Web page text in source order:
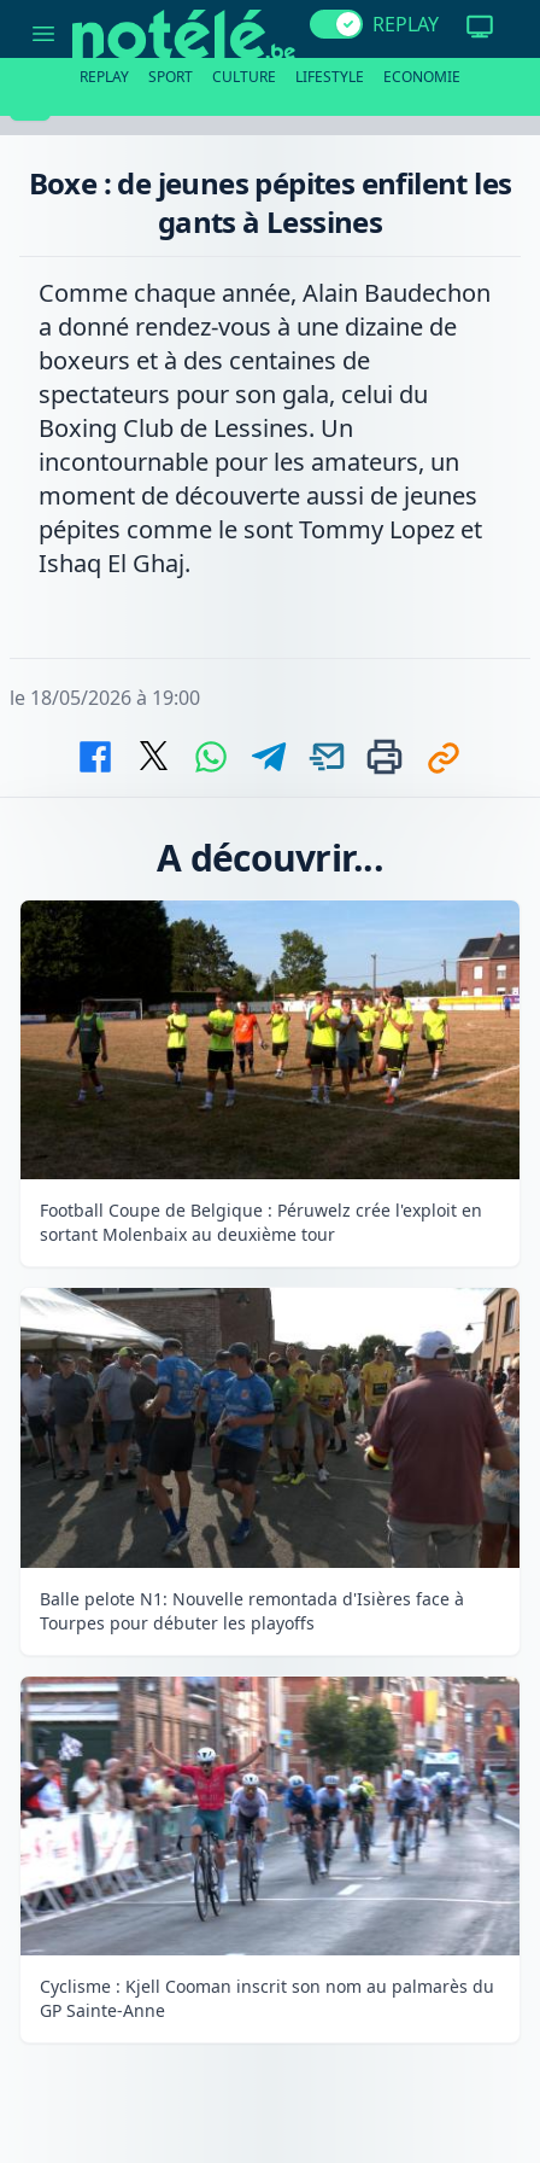
les
Lessines
REPLAY
REPLAY SPORT CULTURE LIFESTYLE ECONOMIE
Boxe : de jeunes pépites enfilent les
gants à Lessines
Comme chaque année, Alain Baudechon
a donné rendez-vous à une dizaine de
boxeurs et à des centaines de
spectateurs pour son gala, celui du
Boxing Club de Lessines. Un
incontournable pour les amateurs, un
moment de découverte aussi de jeunes
pépites comme le sont Tommy Lopez et
Ishaq El Ghaj.
le 18/05/2026 à 19:00
A découvrir...
Football Coupe de Belgique : Péruwelz crée l'exploit en
sortant Molenbaix au deuxième tour
Balle pelote N1: Nouvelle remontada d'Isières face à
Tourpes pour débuter les playoffs
Cyclisme : Kjell Cooman inscrit son nom au palmarès du
GP Sainte-Anne